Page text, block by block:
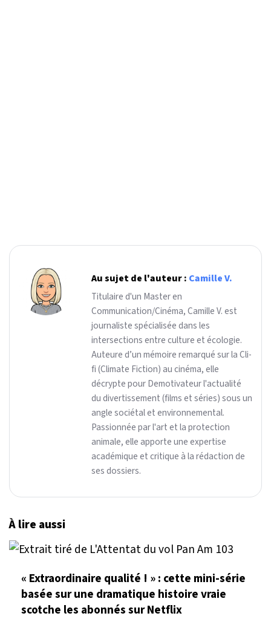
Au sujet de l'auteur : Camille V.
Titulaire d'un Master en
Communication/Cinéma, Camille V. est
journaliste spécialisée dans les
intersections entre culture et écologie.
Auteure d’un mémoire remarqué sur la Cli-
fi (Climate Fiction) au cinéma, elle
décrypte pour Demotivateur l'actualité
du divertissement (films et séries) sous un
angle sociétal et environnemental.
Passionnée par l'art et la protection
animale, elle apporte une expertise
académique et critique à la rédaction de
ses dossiers.
À lire aussi
« Extraordinaire qualité ! » : cette mini-série
basée sur une dramatique histoire vraie
scotche les abonnés sur Netflix